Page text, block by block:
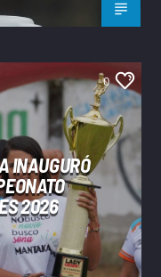
0
INAUGURÓ
2026